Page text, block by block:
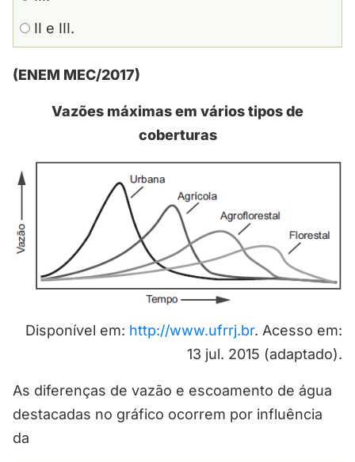
II e III.
(ENEM MEC/2017)
Vazões máximas em vários tipos de
coberturas
Disponível em: http://www.ufrrj.br. Acesso em:
13 jul. 2015 (adaptado).
As diferenças de vazão e escoamento de água
destacadas no gráfico ocorrem por influência
da